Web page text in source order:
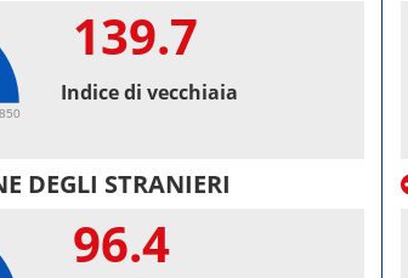
139.7
Indice di vecchiaia
DEGLI STRANIERI
96.4